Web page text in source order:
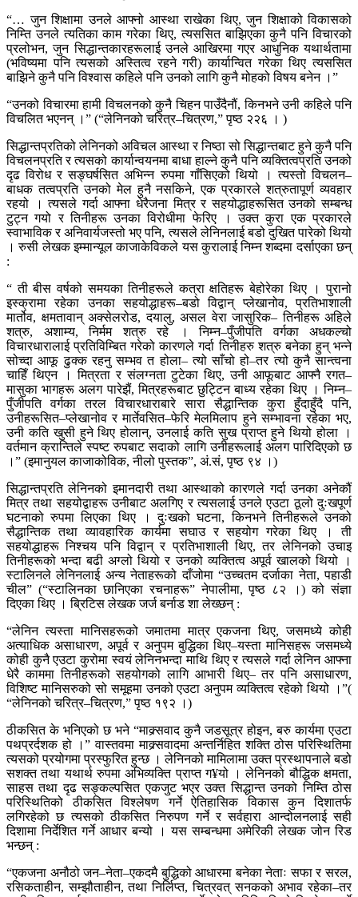
“… जुन शिक्षामा उनले आफ्नो आस्था राखेका थिए, जुन शिक्षाको विकासको
निम्ति उनले त्यतिका काम गरेका थिए, त्यससित बाझिएका कुनै पनि विचारको
प्रलोभन, जुन सिद्धान्तकारहरूलाई उनले आखिरमा गएर आधुनिक यथार्थतामा
(भविष्यमा पनि त्यसको अस्तित्व रहने गरी) कार्यान्वित गरेका थिए त्यससित
बाझिने कुनै पनि विश्वास कहिले पनि उनको लागि कुनै मोहको विषय बनेन ।”
“उनको विचारमा हामी विचलनको कुनै चिहन पाउँदैनौं, किनभने उनी कहिले पनि
विचलित भएनन् ।” (“लेनिनको चरित्र–चित्रण,” पृष्ठ २२६ । )
सिद्धान्तप्रतिको लेनिनको अविचल आस्था र निष्ठा सो सिद्धान्तबाट हुने कुनै पनि
विचलनप्रति र त्यसको कार्यान्वयनमा बाधा हाल्ने कुनै पनि व्यक्तित्वप्रति उनको
दृढ विरोध र सङ्घर्षसित अभिन्न रुपमा गाँसिएको थियो । त्यस्तो विचलन–
बाधक तत्वप्रति उनको मेल हुनै नसकिने, एक प्रकारले शत्रुतापूर्ण व्यवहार
रहयो । त्यसले गर्दा आफ्ना धेरैजना मित्र र सहयोद्धाहरूसित उनको सम्बन्ध
टुट्न गयो र तिनीहरू उनका विरोधीमा फेरिए । उक्त कुरा एक प्रकारले
स्वाभाविक र अनिवार्यजस्तो भए पनि, त्यसले लेनिनलाई बडो दुखित पारेको थियो
। रुसी लेखक इम्मान्यूल काजाकेविकले यस कुरालाई निम्न शब्दमा दर्साएका छन्
:
“ ती बीस वर्षको समयका तिनीहरूले कत्रा क्षतिहरू बेहोरेका थिए । पुरानो
इस्क्रामा रहेका उनका सहयोद्धाहरू–बडो विद्वान् प्लेखानोव, प्रतिभाशाली
मार्तोव, क्षमतावान् अक्सेलरोड, दयालु, असल वेरा जासुरिक– तिनीहरू अहिले
शत्रु, अशाम्य, निर्मम शत्रु रहे । निम्न–पुँजीपति वर्गका अधकल्चो
विचारधारालाई प्रतिविम्बित गरेको कारणले गर्दा तिनीहरु शत्रु बनेका हुन् भन्ने
सोच्दा आफू ढुक्क रहनु सम्भव त होला– त्यो साँचो हो–तर त्यो कुनै सान्त्वना
चाहिँ थिएन । मित्रता र संलग्नता टुटेका थिए, उनी आफूबाट आफ्नै रगत–
मासुका भागहरू अलग पारेझैं, मित्रहरूबाट छुट्टिन बाध्य रहेका थिए । निम्न–
पुँजीपति वर्गका तरल विचारधाराबारे सारा सैद्धान्तिक कुरा हुँदाहुँदै पनि,
उनीहरूसित–प्लेखानोव र मार्तेवसित–फेरि मेलमिलाप हुने सम्भावना रहेका भए,
उनी कति खुसी हुने थिए होलान्, उनलाई कति सुख प्राप्त हुने थियो होला ।
वर्तमान क्रान्तिले स्पष्ट रुपबाट सदाको लागि उनीहरूलाई अलग पारिदिएको छ
।” (इमानुयल काजाकोविक, नीलो पुस्तक”, अं.सं, पृष्ठ ९४ ।)
सिद्धान्तप्रति लेनिनको इमानदारी तथा आस्थाको कारणले गर्दा उनका अनेकौं
मित्र तथा सहयोद्वाहरू उनीबाट अलगिए र त्यसलाई उनले एउटा ठूलो दुःखपूर्ण
घटनाको रुपमा लिएका थिए । दुःखको घटना, किनभने तिनीहरूले उनको
सैद्धान्तिक तथा व्यावहारिक कार्यमा सघाउ र सहयोग गरेका थिए । ती
सहयोद्धाहरू निश्चय पनि विद्वान् र प्रतिभाशाली थिए, तर लेनिनको उचाइ
तिनीहरूको भन्दा बढी अग्लो थियो र उनको व्यक्तित्व अपूर्व खालको थियो ।
स्टालिनले लेनिनलाई अन्य नेताहरूको दाँजोमा “उच्चतम दर्जाका नेता, पहाडी
चील” (“स्टालिनका छानिएका रचनाहरू” नेपालीमा, पृष्ठ ८२ ।) को संज्ञा
दिएका थिए । ब्रिटिस लेखक जर्ज बर्नाड शा लेख्छन् :
“लेनिन त्यस्ता मानिसहरूको जमातमा मात्र एकजना थिए, जसमध्ये कोही
अत्याधिक असाधारण, अपूर्व र अनुपम बुद्धिका थिए–यस्ता मानिसहरू जसमध्ये
कोही कुनै एउटा कुरोमा स्वयं लेनिनभन्दा माथि थिए र त्यसले गर्दा लेनिन आफ्ना
धेरै काममा तिनीहरूको सहयोगको लागि आभारी थिए– तर पनि असाधारण,
विशिष्ट मानिसरुको सो समूहमा उनको एउटा अनुपम व्यक्तित्व रहेको थियो ।”(
“लेनिनको चरित्र–चित्रण,” पृष्ठ १९२ ।)
ठीकसित के भनिएको छ भने “माक्र्सवाद कुनै जडसूत्र होइन, बरु कार्यमा एउटा
पथप्रर्दशक हो ।” वास्तवमा माक्र्सवादमा अन्तर्निहित शक्ति ठोस परिस्थितिमा
त्यसको प्रयोगमा प्रस्फुरित हुन्छ । लेनिनको मामिलामा उक्त प्रस्थापनाले बडो
सशक्त तथा यथार्थ रुपमा अभिव्यक्ति प्राप्त ग¥यो । लेनिनको बौद्धिक क्षमता,
साहस तथा दृढ सङ्कल्पसित एकजुट भएर उक्त सिद्धान्त उनको निम्ति ठोस
परिस्थितिको ठीकसित विश्लेषण गर्ने ऐतिहासिक विकास कुन दिशातर्फ
लगिरहेको छ त्यसको ठीकसित निरुपण गर्ने र सर्वहारा आन्दोलनलाई सही
दिशामा निर्देशित गर्ने आधार बन्यो । यस सम्बन्धमा अमेरिकी लेखक जोन रिड
भन्छन् :
“एकजना अनौठो जन–नेता–एकदमै बुद्धिको आधारमा बनेका नेताः सफा र सरल,
रसिकताहीन, सम्झौताहीन, तथा निर्लिप्त, चित्रवत् सनकको अभाव रहेका–तर